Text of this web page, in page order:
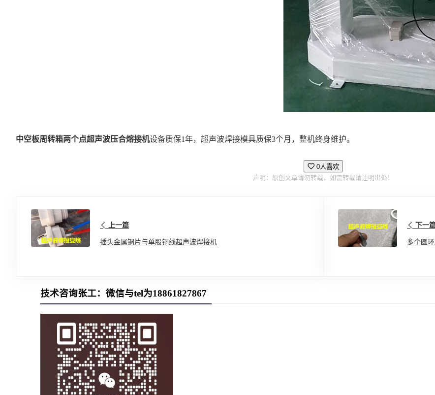
中空板周转箱两个点超声波压合熔接机设备质保1年，超声波焊接模具质保3个月，整机终身维护。
0人喜欢
声明：原创文章请勿转载，如需转载请注明出处！
上一篇
插头金属铜片与单股铜线超声波焊接机
下一
多个圆
技术咨询张工：微信与tel为18861827867